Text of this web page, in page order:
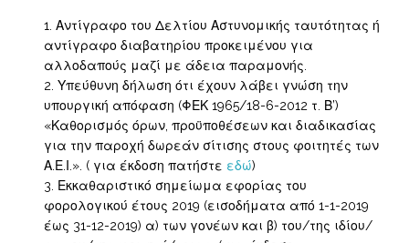
Αντίγραφο του Δελτίου Αστυνομικής ταυτότητας ή
αντίγραφο διαβατηρίου προκειμένου για
αλλοδαπούς μαζί με άδεια παραμονής.
Υπεύθυνη δήλωση ότι έχουν λάβει γνώση την
υπουργική απόφαση (ΦΕΚ 1965/18-6-2012 τ. Β’)
«Καθορισμός όρων, προϋποθέσεων και διαδικασίας
για την παροχή δωρεάν σίτισης στους φοιτητές των
Α.Ε.Ι.». ( για έκδοση πατήστε εδώ)
Εκκαθαριστικό σημείωμα εφορίας του
φορολογικού έτους 2019 (εισοδήματα από 1-1-2019
έως 31-12-2019) α) των γονέων και β) του/της ιδίου/